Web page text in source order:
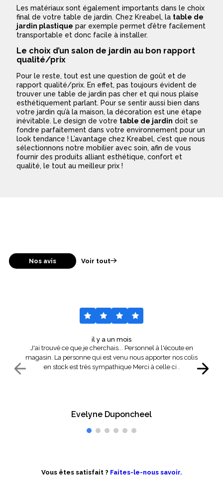
Les matériaux sont également importants dans le choix
final de votre table de jardin. Chez Kreabel, la table de
jardin plastique par exemple permet d’être facilement
transportable et donc facile à installer.
Le choix d’un salon de jardin au bon rapport
qualité/prix
Pour le reste, tout est une question de goût et de
rapport qualité/prix. En effet, pas toujours évident de
trouver une table de jardin pas cher et qui nous plaise
esthétiquement parlant. Pour se sentir aussi bien dans
votre jardin qu’à la maison, la décoration est une étape
inévitable. Le design de votre table de jardin doit se
fondre parfaitement dans votre environnement pour un
look tendance ! L’avantage chez Kreabel, c’est que nous
sélectionnons notre mobilier avec soin, afin de vous
fournir des produits alliant esthétique, confort et
qualité, le tout au meilleur prix !
Nos avis Voir tout
il y a un mois
J'ai trouvé ce que je cherchais... Personnel à l'écoute en
magasin. La personne qui est venu nous apporter nos colis
en stock est très sympathique Merci à celle ci .
Evelyne Duponcheel
Vous êtes satisfait ? Faites-le-nous savoir.